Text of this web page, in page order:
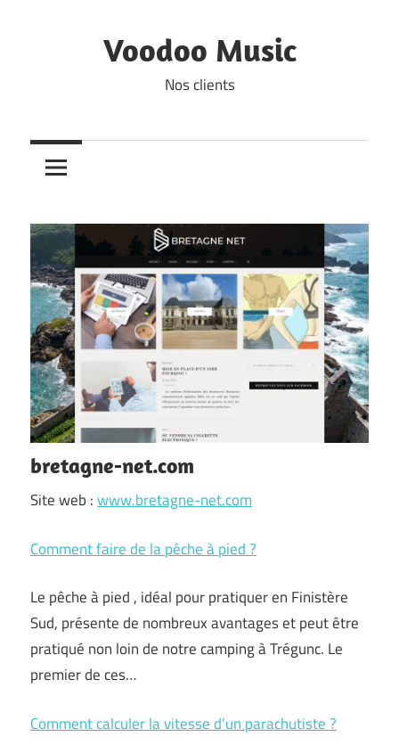
Voodoo Music
Nos clients
bretagne-net.com
Site web :www.bretagne-net.com
Comment faire de la pêche à pied ?
Le pêche à pied , idéal pour pratiquer en Finistère
Sud, présente de nombreux avantages et peut être
pratiqué non loin de notre camping à Trégunc. Le
premier de ces…
Comment calculer la vitesse d’un parachutiste ?